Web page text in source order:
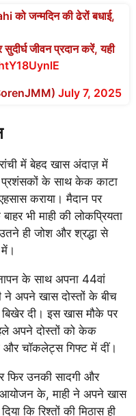
जन्मदिन की ढेरों बधाई,
जीवन प्रदान करें, यही
July 7, 2025
में बेहद खास अंदाज़ में
प्रशंसकों के साथ केक काटा
कराया। मैदान पर
भी माही की लोकप्रियता
ही जोश और श्रद्धा से
के साथ अपना 44वां
ने अपने खास दोस्तों के बीच
दी। इस खास मौके पर
अपने दोस्तों को केक
और चॉकलेट्स गिफ्ट में दीं।
फिर उनकी सादगी और
आयोजन के, माही ने अपने खास
कि रिश्तों की मिठास ही